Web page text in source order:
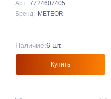
Арт: 7724607405
Бренд: METEOR
Наличие:6 шт.
Купить